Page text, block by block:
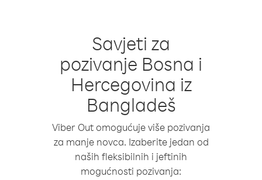
Savjeti za
pozivanje Bosna i
Hercegovina iz
Bangladeš
Viber Out omogućuje više pozivanja
za manje novca. Izaberite jedan od
naših fleksibilnih i jeftinih
mogućnosti pozivanja: